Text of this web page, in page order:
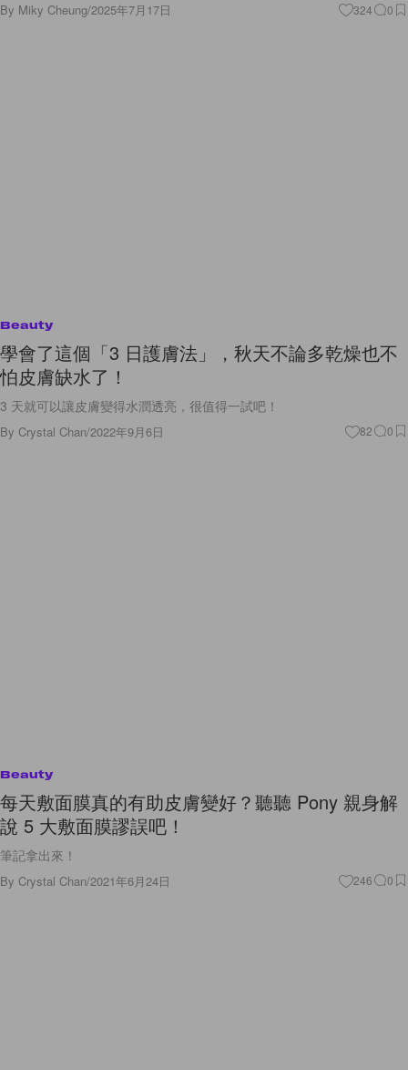
By Miky Cheung/2025年7月17日 324 0
Beauty
學會了這個「3 日護膚法」，秋天不論多乾燥也不
怕皮膚缺水了！
3 天就可以讓皮膚變得水潤透亮，很值得一試吧！
By Crystal Chan/2022年9月6日 82 0
Beauty
每天敷面膜真的有助皮膚變好？聽聽 Pony 親身解
說 5 大敷面膜謬誤吧！
筆記拿出來！
By Crystal Chan/2021年6月24日 246 0